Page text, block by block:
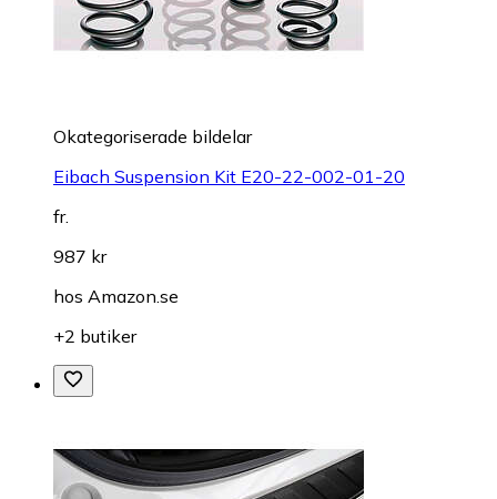
Okategoriserade bildelar
Eibach Suspension Kit E20-22-002-01-20
fr.
987 kr
hos Amazon.se
+2 butiker